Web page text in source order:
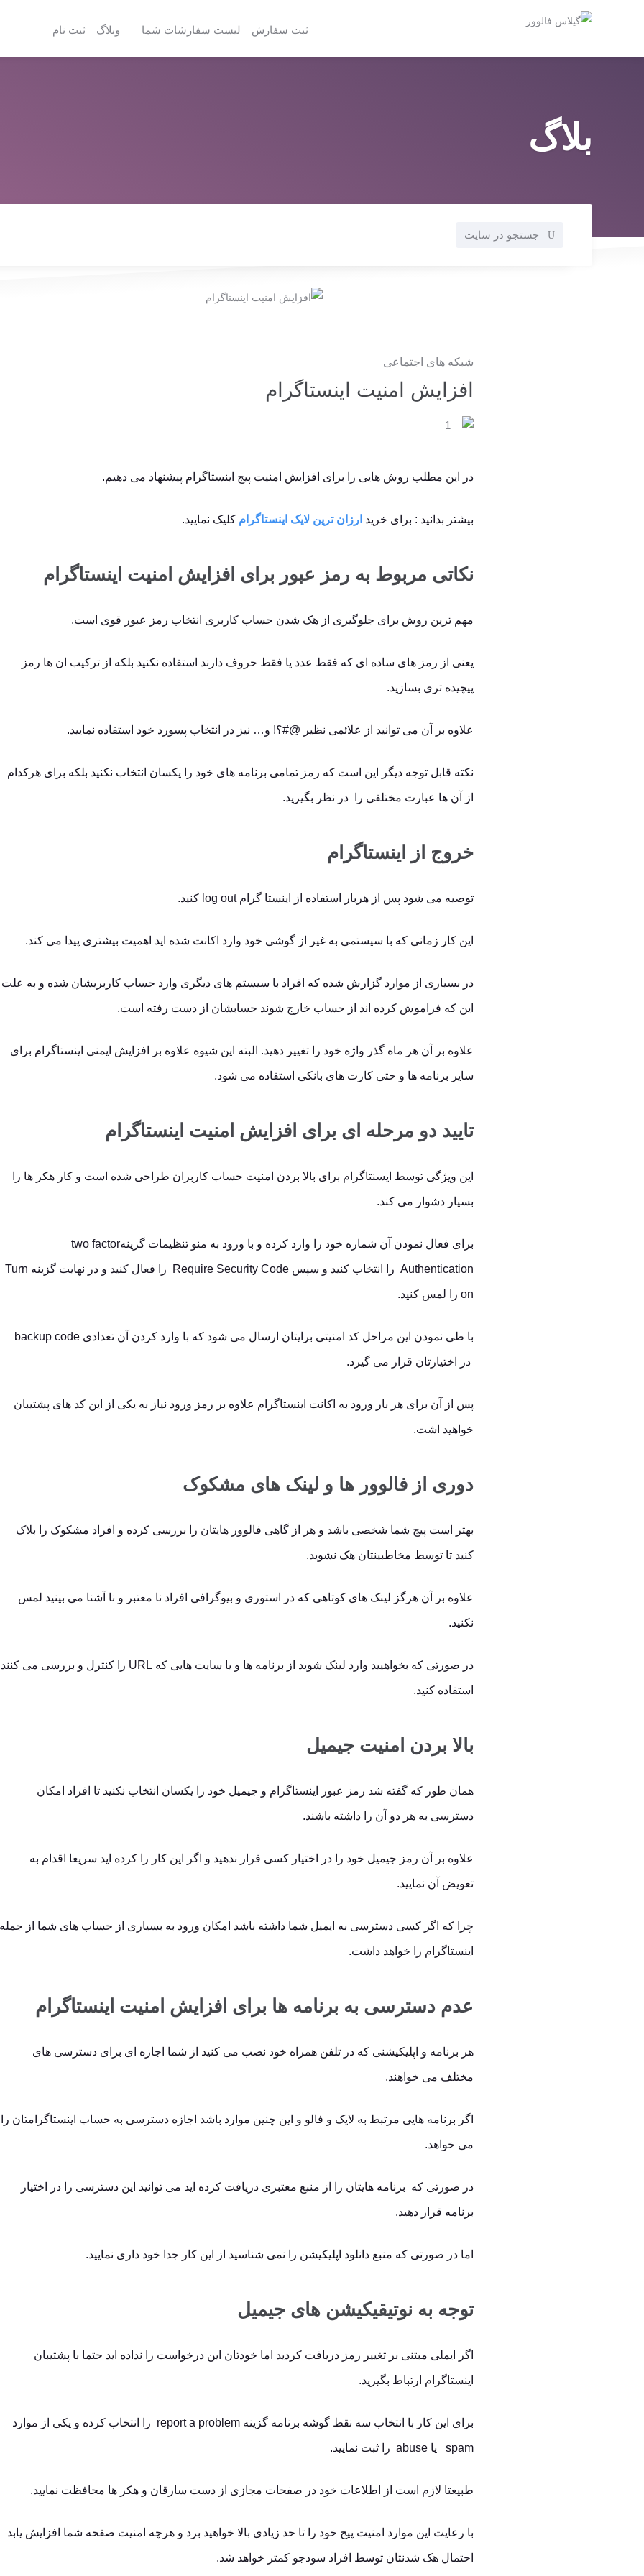
ثبت سفارش لیست سفارشات شما وبلاگ ثبت نام
بلاگ
جستجو در سایت
شبکه های اجتماعی
افزایش امنیت اینستاگرام
1
در این مطلب روش هایی را برای افزایش امنیت پیج اینستاگرام پیشنهاد می دهیم.
بیشتر بدانید : برای خرید ارزان ترین لایک اینستاگرام کلیک نمایید.
نکاتی مربوط به رمز عبور برای افزایش امنیت اینستاگرام
مهم ‌ترین روش برای جلوگیری از هک شدن حساب کاربری انتخاب رمز عبور قوی است.
یعنی از رمز های ساده ای که فقط عدد یا فقط حروف دارند استفاده نکنید بلکه از ترکیب ان ها رمز
پیچیده تری بسازید.
علاوه بر آن می توانید از علائمی نظیر @#؟! و… نیز در انتخاب پسورد خود استفاده نمایید.
نکته قابل توجه دیگر این است که رمز تمامی برنامه های خود را یکسان انتخاب نکنید بلکه برای هرکدام
از آن ها عبارت مختلفی را در نظر بگیرید.
خروج از اینستاگرام
توصیه می شود پس از هربار استفاده از اینستا گرام log out کنید.
این کار زمانی که با سیستمی به غیر از گوشی خود وارد اکانت شده اید اهمیت بیشتری پیدا می کند.
در بسیاری از موارد گزارش شده که افراد با سیستم های دیگری وارد حساب کاربریشان شده و به علت
این که فراموش کرده اند از حساب خارج شوند حسابشان از دست رفته است.
علاوه بر آن هر ماه گذر واژه خود را تغییر دهید. البته این شیوه علاوه بر افزایش ایمنی اینستاگرام برای
سایر برنامه ها و حتی کارت های بانکی استفاده می شود.
تایید دو مرحله ای برای افزایش امنیت اینستاگرام
این ویژگی توسط ایسنتاگرام برای بالا بردن امنیت حساب کاربران طراحی شده است و کار هکر ها را
بسیار دشوار می کند.
برای فعال نمودن آن شماره خود را وارد کرده و با ورود به منو تنظیمات گزینهtwo factor
Authentication را انتخاب کنید و سپس Require Security Code را فعال کنید و در نهایت گزینه Turn
on را لمس کنید.
با طی نمودن این مراحل کد امنیتی برایتان ارسال می ‌شود که با وارد کردن آن تعدادی backup code
در اختیارتان قرار می گیرد.
پس از آن برای هر بار ورود به اکانت اینستاگرام علاوه بر رمز ورود نیاز به یکی از این کد های پشتیبان
خواهید اشت.
دوری از فالوور ها و لینک های مشکوک
بهتر است پیج شما شخصی باشد و هر از گاهی فالوور هایتان را بررسی کرده و افراد مشکوک را بلاک
کنید تا توسط مخاطبینتان هک نشوید.
علاوه بر آن هرگز لینک های کوتاهی که در استوری و بیوگرافی افراد نا معتبر و نا آشنا می بینید لمس
نکنید.
در صورتی که بخواهیید وارد لینک شوید از برنامه ها و یا سایت هایی که URL را کنترل و بررسی می کنند
استفاده کنید.
بالا بردن امنیت جیمیل
همان طور که گفته شد رمز عبور اینستاگرام و جیمیل خود را یکسان انتخاب نکنید تا افراد امکان
دسترسی به هر دو آن را داشته باشند.
علاوه بر آن رمز جیمیل خود را در اختیار کسی قرار ندهید و اگر این کار را کرده اید سریعا اقدام به
تعویض آن نمایید.
چرا که اگر کسی دسترسی به ایمیل شما داشته باشد امکان ورود به بسیاری از حساب های شما از جمله
اینستاگرام را خواهد داشت.
عدم دسترسی به برنامه ها برای افزایش امنیت اینستاگرام
هر برنامه و اپلیکیشنی که در تلفن همراه خود نصب می کنید از شما اجازه ای برای دسترسی های
مختلف می خواهند.
اگر برنامه هایی مرتبط به لایک و فالو و این چنین موارد باشد اجازه دسترسی به حساب اینستاگرامتان را
می خواهد.
در صورتی که برنامه هایتان را از منبع معتبری دریافت کرده اید می توانید این دسترسی را در اختیار
برنامه قرار دهید.
اما در صورتی که منبع دانلود اپلیکیشن را نمی شناسید از این کار جدا خود داری نمایید.
توجه به نوتیقیکیشن های جیمیل
اگر ایملی مبتنی بر تغییر رمز دریافت کردید اما خودتان این درخواست را نداده اید حتما با پشتیبان
اینستاگرام ارتباط بگیرید.
برای این کار با انتخاب سه نقط گوشه برنامه گزینه report a problem را انتخاب کرده و یکی از موارد
spam یا abuse را ثبت نمایید.
طبیعتا لازم است از اطلاعات خود در صفحات مجازی از دست سارقان و هکر ها محافظت نمایید.
با رعایت این موارد امنیت پیج خود را تا حد زیادی بالا خواهید برد و هرچه امنیت صفحه شما افزایش یابد
احتمال هک شدنتان توسط افراد سودجو کمتر خواهد شد.